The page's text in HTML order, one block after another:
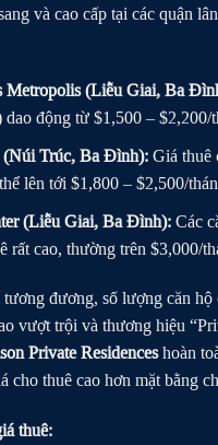
và cao cấp tại các quận
Metropolis (Liễu Giai, Ba
dao động từ $1,500 – $2,200/
(Núi Trúc, Ba Đình):Giá thuê
lên tới $1,800 – $2,500/
(Liễu Giai, Ba Đình):Các
rất cao, thường trên $3,000/
đương, số lượng căn
vượt trội và thương hiệu
Private Residenceshoàn
cho thuê cao hơn mặt bằng
thuê: